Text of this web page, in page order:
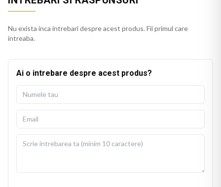
Nu exista inca intrebari despre acest produs. Fii primul care
intreaba.
Ai o intrebare despre acest produs?